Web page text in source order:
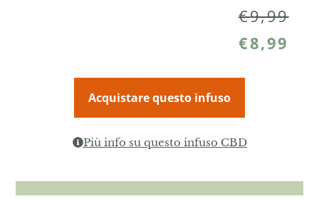
€9,99
€8,99
Acquistare questo infuso
Più info su questo infuso CBD